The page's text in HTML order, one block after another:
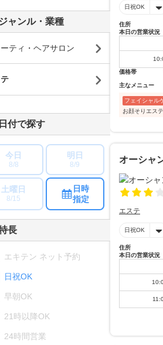
日祝OK
住所
本日の営業状況
価格帯
主なメニュー
フェイシャル
お顔そりエス
オーシャ
エステ
日祝OK
住所
本日の営業状況
ャンル・業種
ティ・ヘアサロン
日付で探す
今日
8/8
明日
8/9
土曜日
8/15
日時
指定
長
エキテン ネット予約
日祝OK
早朝OK
21時以降OK
24時間営業